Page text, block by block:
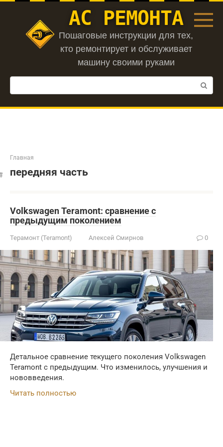
Перейти
АС РЕМОНТА
Пошаговые инструкции для тех,
кто ремонтирует и обслуживает
машину своими руками
Поиск:
Главная
передняя часть
Volkswagen Teramont: сравнение с
предыдущим поколением
Терамонт (Teramont) Алексей Смирнов 0
Детальное сравнение текущего поколения Volkswagen
Teramont с предыдущим. Что изменилось, улучшения и
нововведения.
Читать полностью